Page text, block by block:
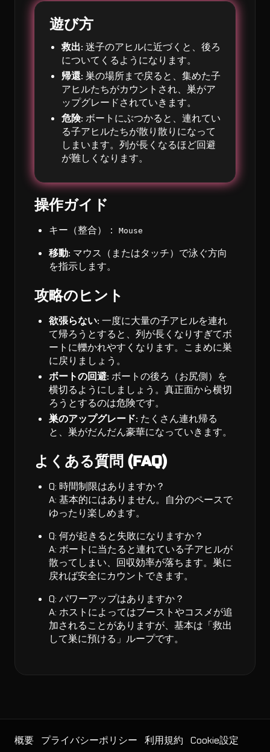
遊び方
救出: 迷子のアヒルに近づくと、後ろ
についてくるようになります。
帰還: 巣の場所まで戻ると、集めた子
アヒルたちがカウントされ、巣がア
ップグレードされていきます。
危険: ボートにぶつかると、連れてい
る子アヒルたちが散り散りになって
しまいます。列が長くなるほど回避
が難しくなります。
操作ガイド
キー（整合）： Mouse
移動: マウス（またはタッチ）で泳ぐ方向
を指示します。
攻略のヒント
欲張らない: 一度に大量の子アヒルを連れ
て帰ろうとすると、列が長くなりすぎてボ
ートに轢かれやすくなります。こまめに巣
に戻りましょう。
ボートの回避: ボートの後ろ（お尻側）を
横切るようにしましょう。真正面から横切
ろうとするのは危険です。
巣のアップグレード: たくさん連れ帰る
と、巣がだんだん豪華になっていきます。
よくある質問 (FAQ)
Q: 時間制限はありますか？
A: 基本的にはありません。自分のペースで
ゆったり楽しめます。
Q: 何が起きると失敗になりますか？
A: ボートに当たると連れている子アヒルが
散ってしまい、回収効率が落ちます。巣に
戻れば安全にカウントできます。
Q: パワーアップはありますか？
A: ホストによってはブーストやコスメが追
加されることがありますが、基本は「救出
して巣に預ける」ループです。
概要 プライバシーポリシー 利用規約 Cookie設定